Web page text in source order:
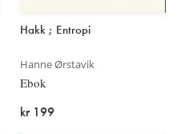
Hakk ; Entropi
Hanne Ørstavik
Ebok
kr 199